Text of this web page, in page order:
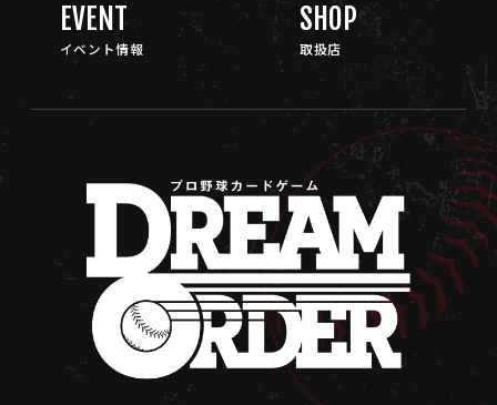
EVENT
イベント情報
SHOP
取扱店